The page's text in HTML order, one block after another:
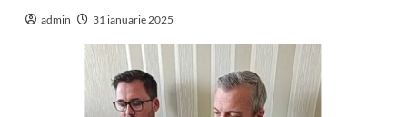
admin 31 ianuarie 2025